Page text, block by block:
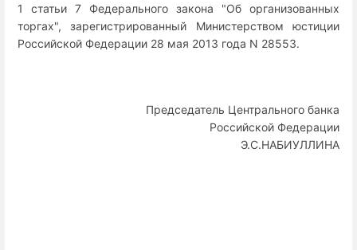
1 статьи 7 Федерального закона "Об организованных
торгах", зарегистрированный Министерством юстиции
Российской Федерации 28 мая 2013 года N 28553.
Председатель Центрального банка
Российской Федерации
Э.С.НАБИУЛЛИНА